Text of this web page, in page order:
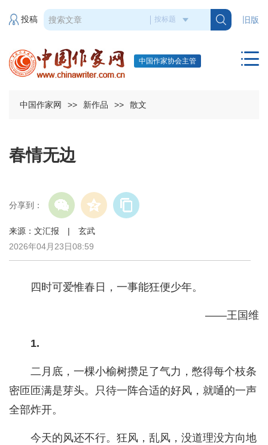
旧版
投稿
中国作家协会主管
中国作家网 >> 新作品 >> 散文
春情无边
分享到：
来源：文汇报 | 玄武
2026年04月23日08:59
四时可爱惟春日，一事能狂便少年。
——王国维
1.
二月底，一棵小榆树攒足了气力，憋得每个枝条
密匝匝满是芽头。只待一阵合适的好风，就嗵的一声
全部炸开。
今天的风还不行。狂风，乱风，没道理没方向地